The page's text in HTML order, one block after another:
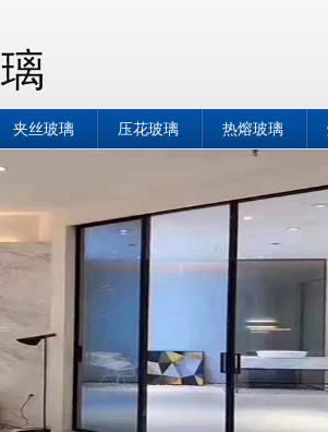
夹丝玻璃 压花玻璃 热熔玻璃